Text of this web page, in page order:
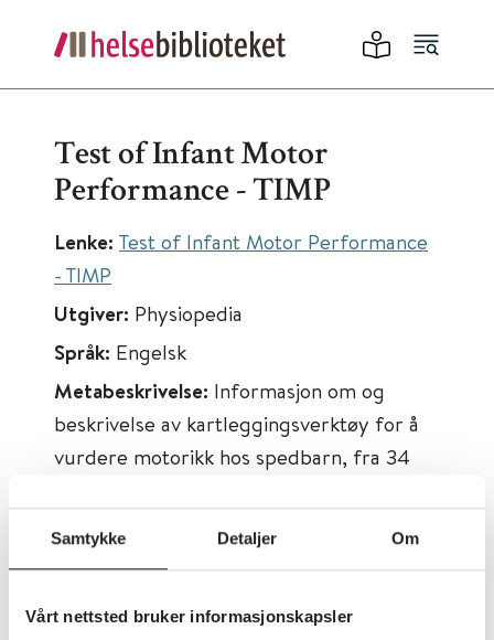
Samtykke Detaljer Om
Vårt nettsted bruker informasjonskapsler
Test of Infant Motor
Performance - TIMP
Lenke: Test of Infant Motor Performance
- TIMP
Utgiver: Physiopedia
Språk: Engelsk
Metabeskrivelse: Informasjon om og
beskrivelse av kartleggingsverktøy for å
vurdere motorikk hos spedbarn, fra 34